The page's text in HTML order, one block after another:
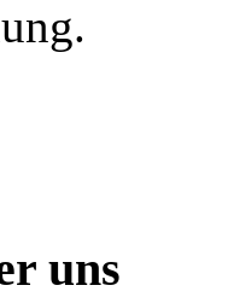
uns